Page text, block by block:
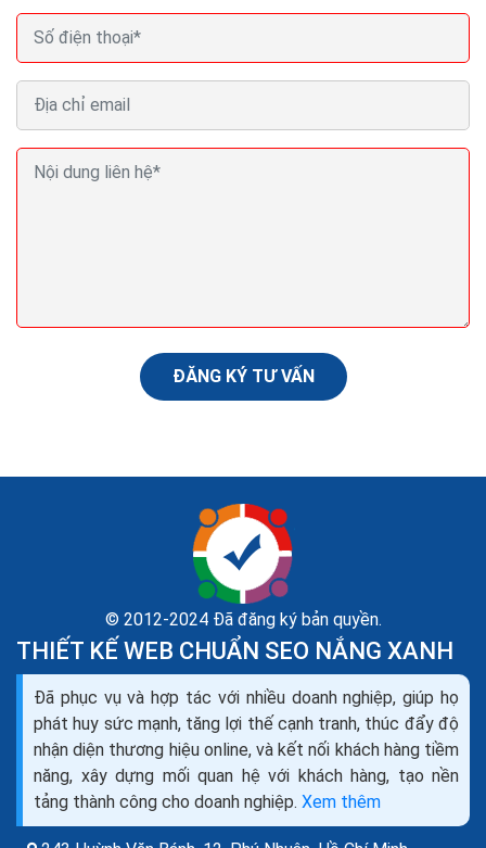
Cá nhân có được thành lập website cung cấp dịch
Website của doanh nghiệp có phải là website
thương mại điện tử?
TMĐT chỉ là một trong các phương thức tiến hành
hoạt động thương mại. Thương nhân, tổ chức, cá nhân
khi xây dựng website để giới thiệu sản phẩm, dịch...
ĐĂNG KÝ TƯ VẤN
© 2012-2024 Đã đăng ký bản quyền.
THIẾT KẾ WEB CHUẨN SEO NẮNG XANH
Đã phục vụ và hợp tác với nhiều doanh nghiệp, giúp họ
phát huy sức mạnh, tăng lợi thế cạnh tranh, thúc đẩy độ
nhận diện thương hiệu online, và kết nối khách hàng tiềm
năng, xây dựng mối quan hệ với khách hàng, tạo nền
tảng thành công cho doanh nghiệp. Xem thêm